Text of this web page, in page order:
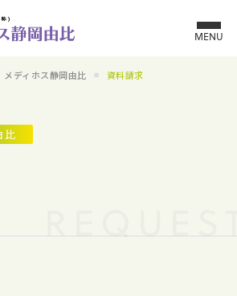
MENU
ディホス静岡由比 資料請求
比